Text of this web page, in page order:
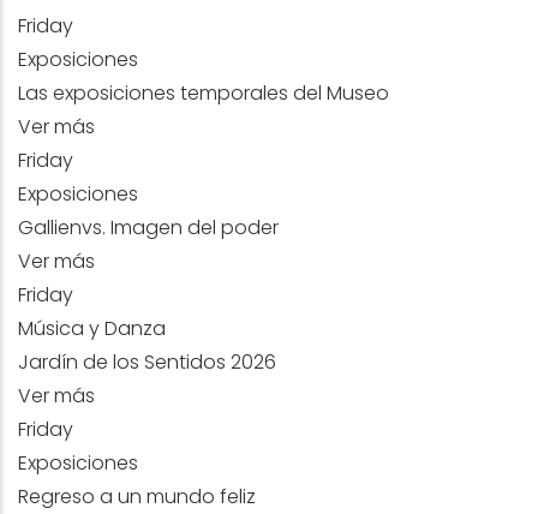
Friday
Exposiciones
Las exposiciones temporales del Museo
Ver más
Friday
Exposiciones
Gallienvs. Imagen del poder
Ver más
Friday
Música y Danza
Jardín de los Sentidos 2026
Ver más
Friday
Exposiciones
Regreso a un mundo feliz